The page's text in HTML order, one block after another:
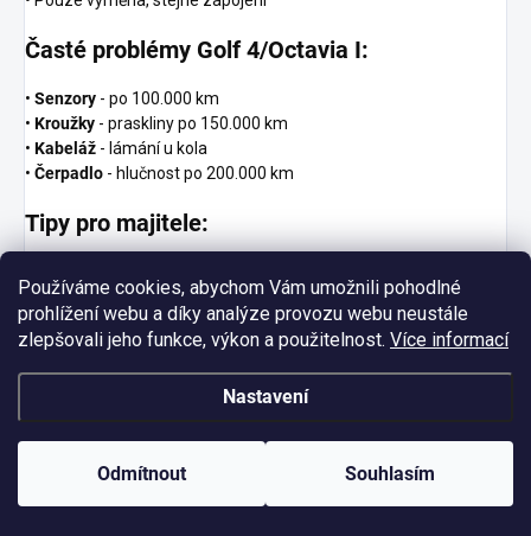
Používáme cookies, abychom Vám umožnili pohodlné
prohlížení webu a díky analýze provozu webu neustále
zlepšovali jeho funkce, výkon a použitelnost. Více informací
Nastavení
Odmítnout Souhlasím
Časté problémy Golf 4/Octavia I:
• Senzory - po 100.000 km
• Kroužky - praskliny po 150.000 km
• Kabeláž - lámání u kola
• Čerpadlo - hlučnost po 200.000 km
Tipy pro majitele:
• Kontrola při výměně kol
• DOT 4 měnit každé 2 roky
• Upgrade na verzi G doporučen
• Opakované chyby senzorů
• Hlučné čerpadlo